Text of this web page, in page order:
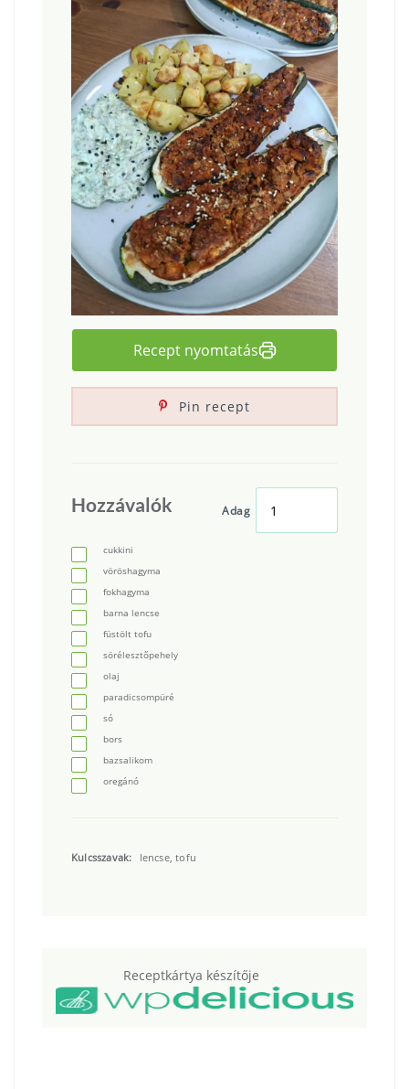
Recept nyomtatás
Pin recept
Hozzávalók Adag
cukkini
vöröshagyma
fokhagyma
barna lencse
füstölt tofu
sörélesztőpehely
olaj
paradicsompüré
só
bors
bazsalikom
oregánó
Kulcsszavak: lencse, tofu
Receptkártya készítője